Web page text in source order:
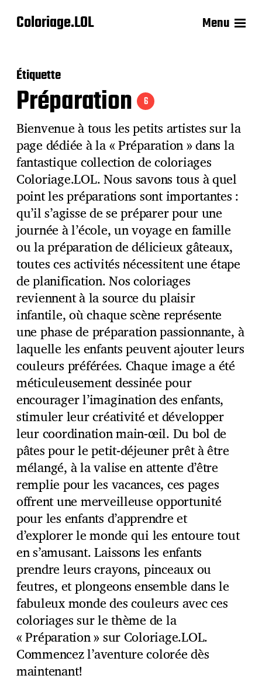
Coloriage.LOL Menu
Étiquette
Préparation 6
Bienvenue à tous les petits artistes sur la
page dédiée à la « Préparation » dans la
fantastique collection de coloriages
Coloriage.LOL. Nous savons tous à quel
point les préparations sont importantes :
qu’il s’agisse de se préparer pour une
journée à l’école, un voyage en famille
ou la préparation de délicieux gâteaux,
toutes ces activités nécessitent une étape
de planification. Nos coloriages
reviennent à la source du plaisir
infantile, où chaque scène représente
une phase de préparation passionnante, à
laquelle les enfants peuvent ajouter leurs
couleurs préférées. Chaque image a été
méticuleusement dessinée pour
encourager l’imagination des enfants,
stimuler leur créativité et développer
leur coordination main-œil. Du bol de
pâtes pour le petit-déjeuner prêt à être
mélangé, à la valise en attente d’être
remplie pour les vacances, ces pages
offrent une merveilleuse opportunité
pour les enfants d’apprendre et
d’explorer le monde qui les entoure tout
en s’amusant. Laissons les enfants
prendre leurs crayons, pinceaux ou
feutres, et plongeons ensemble dans le
fabuleux monde des couleurs avec ces
coloriages sur le thème de la
« Préparation » sur Coloriage.LOL.
Commencez l’aventure colorée dès
maintenant!